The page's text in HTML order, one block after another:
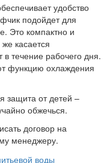
удобство
подойдет для
Это компактно и
касается
течение рабочего дня.
функцию охлаждения
защита от детей –
обжечься.
договор на
менеджеру.